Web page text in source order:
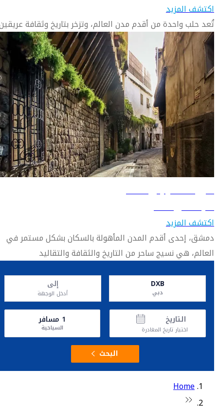
اكتشف المزيد
تُعد حلب واحدة من أقدم مدن العالم، وتزخر بتاريخ وثقافة
دليل السفر إلى دمشق
تعرّف على دمشق
اكتشف المزيد
دمشق، إحدى أقدم المدن المأهولة بالسكان بشكل مستمر في
العالم، هي نسيج ساحر من التاريخ والثقافة والتقاليد
DXB
دبي
إلى
أدخل الوجهة
التاريخ
اختيار تاريخ المغادرة
1 مسافر
السياحية
البحث
Home